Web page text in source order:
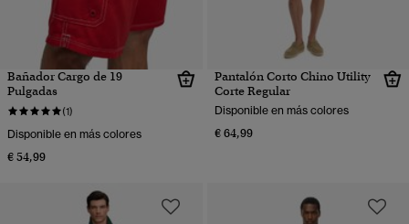
Bañador Cargo de 19
Pulgadas
(1)
Disponible en más colores
€ 54,99
Pantalón Corto Chino Utility
Corte Regular
Disponible en más colores
€ 64,99